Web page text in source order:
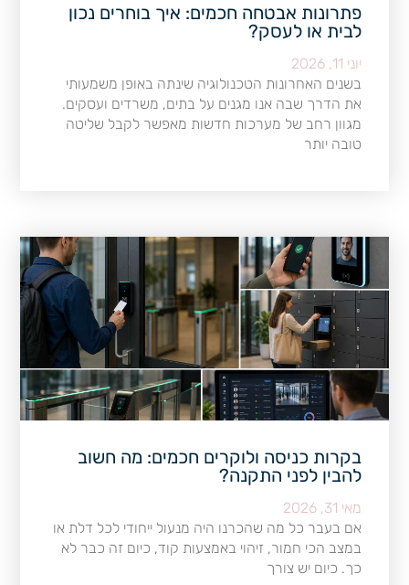
פתרונות אבטחה חכמים: איך בוחרים נכון
לבית או לעסק?
יוני 11, 2026
בשנים האחרונות הטכנולוגיה שינתה באופן משמעותי
את הדרך שבה אנו מגנים על בתים, משרדים ועסקים.
מגוון רחב של מערכות חדשות מאפשר לקבל שליטה
טובה יותר
בקרות כניסה ולוקרים חכמים: מה חשוב
להבין לפני התקנה?
מאי 31, 2026
אם בעבר כל מה שהכרנו היה מנעול ייחודי לכל דלת או
במצב הכי חמור, זיהוי באמצעות קוד, כיום זה כבר לא
כך. כיום יש צורך